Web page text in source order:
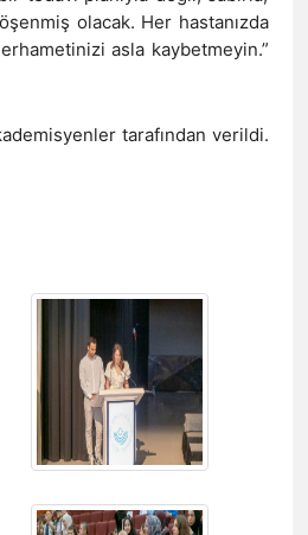
olacak. Her hastanızda
asla kaybetmeyin.”
tarafından verildi.